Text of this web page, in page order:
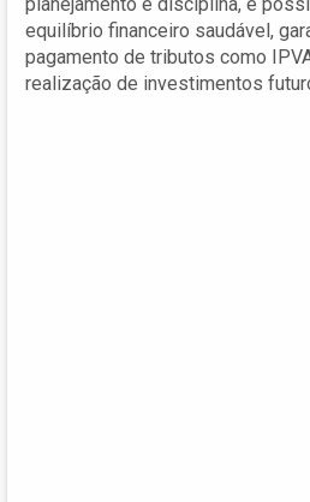
equilíbrio financeiro saudável,
pagamento de tributos como
realização de investimentos